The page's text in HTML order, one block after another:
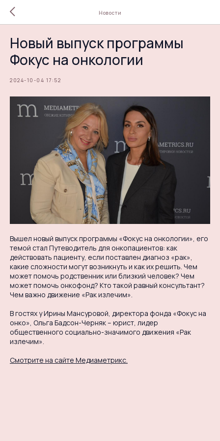
Новости
Новый выпуск программы
Фокус на онкологии
2024-10-04 17:52
Вышел новый выпуск программы «Фокус на онкологии», его
темой стал Путеводитель для онкопациентов: как
действовать пациенту, если поставлен диагноз «рак»,
какие сложности могут возникнуть и как их решить. Чем
может помочь родственник или близкий человек? Чем
может помочь онкофонд? Кто такой равный консультант?
Чем важно движение «Рак излечим».
В гостях у Ирины Мансуровой, директора фонда «Фокус на
онко», Ольга Бадсон-Черняк – юрист, лидер
общественного социально-значимого движения «Рак
излечим».
Смотрите на сайте Медиаметрикс.